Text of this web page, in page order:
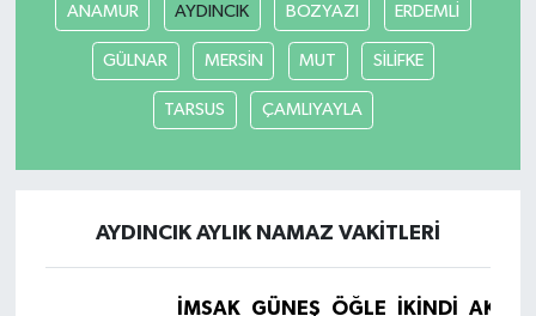
ANAMUR AYDINCIK BOZYAZI ERDEMLİ
GÜLNAR MERSİN MUT SİLİFKE
TARSUS ÇAMLIYAYLA
AYDINCIK AYLIK NAMAZ VAKITLERI
İMSAK GÜNEŞ ÖĞLE İKINDI